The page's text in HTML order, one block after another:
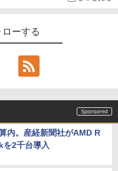
ーする
内。産経新聞社がAMD R
2千台導入